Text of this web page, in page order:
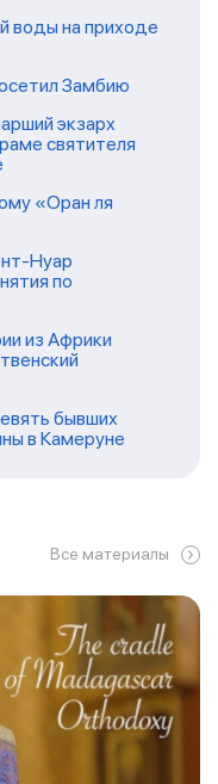
воды на приходе
Замбию
экзарх
святителя
«Оран ля
Нуар
по
из Африки
бывших
в Камеруне
Все материалы